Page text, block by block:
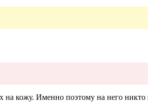
на кожу. Именно поэтому на него